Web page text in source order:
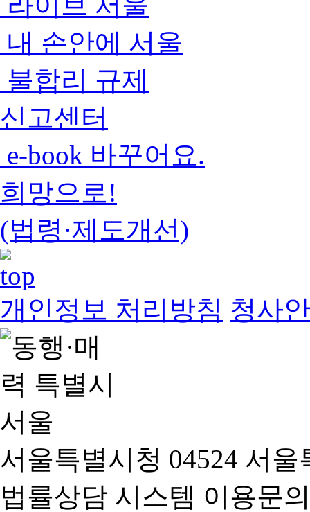
내 손안에 서울
불합리 규제
신고센터
e-book 바꾸어요.
희망으로!
(법령·제도개선)
개인정보 처리방침 청사
서울특별시청 04524 서
법률상담 시스템 이용문